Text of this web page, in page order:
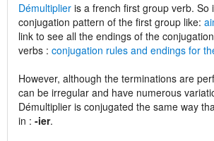
Démultiplier is a french first group verb. So
conjugation pattern of the first group like:
link to see all the endings of the
verbs : conjugation rules and endings for
However, although the terminations are
can be irregular and have numerous
Démultiplier is conjugated the same way
in : -ier.